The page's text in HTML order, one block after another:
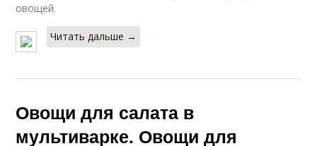
овощей.
Читать дальше →
Овощи для салата в
мультиварке. Овощи для